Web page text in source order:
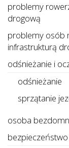
problemy
drogową
problemy osób
infrastrukturą
odśnieżanie i
odśnieżanie
sprzątanie
osoba